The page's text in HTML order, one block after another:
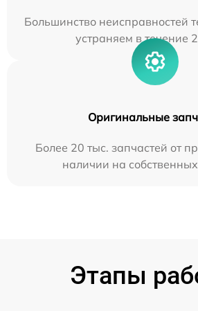
Большинство неисправностей
устраняем в течение
Оригинальные
Более 20 тыс. запчастей от
наличии на
Этапы